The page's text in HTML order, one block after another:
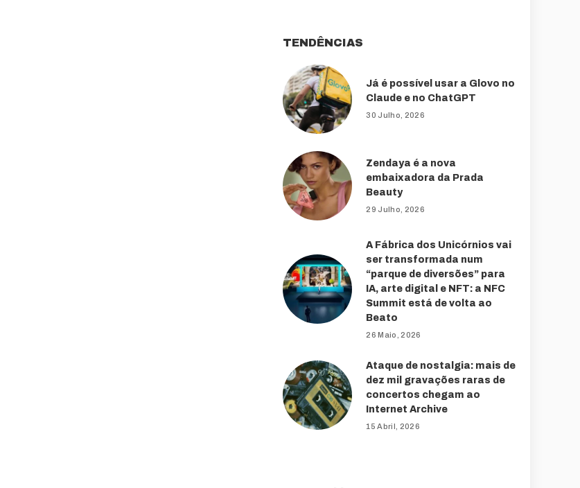
TENDÊNCIAS
Já é possível usar a Glovo no
Claude e no ChatGPT
30 Julho, 2026
Zendaya é a nova
embaixadora da Prada
Beauty
29 Julho, 2026
A Fábrica dos Unicórnios vai
ser transformada num
“parque de diversões” para
IA, arte digital e NFT: a NFC
Summit está de volta ao
Beato
26 Maio, 2026
Ataque de nostalgia: mais de
dez mil gravações raras de
concertos chegam ao
Internet Archive
15 Abril, 2026